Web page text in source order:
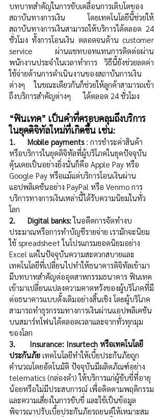
บทบาทสำคัญในการขับเคลื่อนการเติบโตของ
สถาบันทางการเงิน โดยเทคโนโลยีนี้ช่วยให้
สถาบันทางการเงินสามารถให้บริการได้ตลอด 24
ชั่วโมง ทั้งการโอนเงิน ตลอดจนด้าน customer
service ผ่านแชทบอทแทนการติดต่อผ่าน
พนักงานประจำในเวลาทำการ วิธีนี้ยังช่วยลดค่า
ใช้จ่ายด้านการดำเนินงานของสถาบันการเงิน
ต่างๆ ในขณะเดียวกันก็ช่วยให้ลูกค้าสามารถเข้า
ถึงบริการสำคัญต่างๆ      ได้ตลอด 24 ชั่วโมง
“ฟินเทค” เป็นคำที่ครอบคลุมถึงบริการ
ในยุคดิจิทัลใหม่ที่เกิดขึ้น เช่น:
1.      Mobile payments : การชำระค่าสินค้า
หรือบริการในยุคดิจิทัลที่ผู้บริโภคในยุคปัจจุบัน
คุ้นเคยเป็นอย่างยิ่งนั่นก็คือ Apple Pay หรือ
Google Pay หรือแม้แต่บริการโอนเงินผ่าน
แอปพลิเคชันอย่าง PayPal หรือ Venmo การ
บริการทางการเงินเหล่านี้ได้รับความนิยมในทั่ว
โลก
2.      Digital banks: ในอดีตการจัดทำงบ
ประมาณหรือการทำบัญชีรายจ่าย เรามักจะนิยม
ใช้ spreadsheet ในโปรแกรมยอดนิยมอย่าง
Excel แต่ในปัจจุบันความสะดวกสบายและ
เทคโนโลยีที่เปลี่ยนไปทำให้ธนาคารดิจิทัลเข้ามา
มีบทบาทสำคัญต่ออุตสาหกรรมธนาคาร ฟินเทค
เข้ามาเปลี่ยนแปลงความคาดหวังของผู้บริโภคที่มี
ต่อธนาคารแบบดั้งเดิมอย่างสิ้นเชิง โดยผู้บริโภค
สามารถทำธุรกรรมทางการเงินผ่านแอปพลิเคชัน
บนสมาร์ทโฟนได้ตลอดเวลาและจากทั่วทุกมุม
ของโลก
3.       Insurance: Insurtech หรือเทคโนโลยี
ประกันภัย เทคโนโลยีทำให้เบี้ยประกันภัยถูก
คำนวณโดยอัตโนมัติ ปัจจุบันมีผลิตภัณฑ์อย่าง
telematics (กล่องดำ) ให้บริการแก่ผู้ขับขี่ที่อายุ
น้อยหรือไม่มีประสบการณ์ เพื่อติดตามพฤติกรรม
และความเสี่ยงในการขับขี่ และใช้เป็นข้อมูล
พิจารณาปรับเบี้ยประกันภัยรถยนต์ให้เหมาะสม